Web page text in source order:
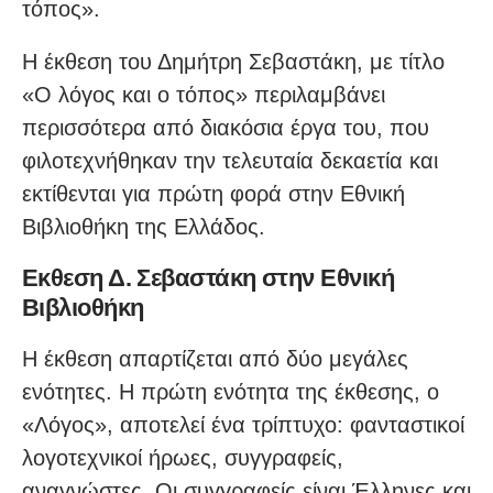
τόπος».
Η έκθεση του Δημήτρη Σεβαστάκη, με τίτλο
«Ο λόγος και ο τόπος» περιλαμβάνει
περισσότερα από διακόσια έργα του, που
φιλοτεχνήθηκαν την τελευταία δεκαετία και
εκτίθενται για πρώτη φορά στην Εθνική
Βιβλιοθήκη της Ελλάδος.
Εκθεση Δ. Σεβαστάκη στην Εθνική
Βιβλιοθήκη
Η έκθεση απαρτίζεται από δύο μεγάλες
ενότητες. Η πρώτη ενότητα της έκθεσης, ο
«Λόγος», αποτελεί ένα τρίπτυχο: φανταστικοί
λογοτεχνικοί ήρωες, συγγραφείς,